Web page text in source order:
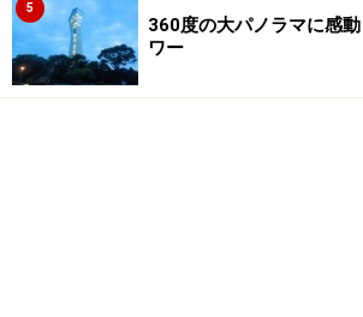
5
360度の大パノラマに感
ワー